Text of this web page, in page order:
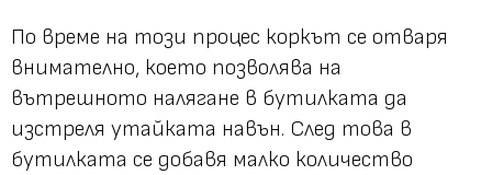
По време на този процес коркът се отваря
внимателно, което позволява на
вътрешното налягане в бутилката да
изстреля утайката навън. След това в
бутилката се добавя малко количество